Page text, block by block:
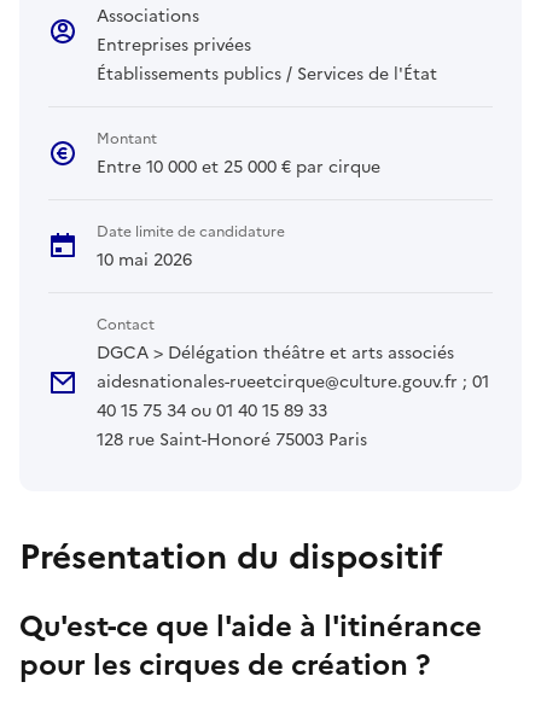
Associations
Entreprises privées
Établissements publics / Services de l'État
Montant
Entre 10 000 et 25 000 € par cirque
Date limite de candidature
10 mai 2026
Contact
DGCA > Délégation théâtre et arts associés
aidesnationales-rueetcirque@culture.gouv.fr ; 01
40 15 75 34 ou 01 40 15 89 33
128 rue Saint-Honoré 75003 Paris
Présentation du dispositif
Qu'est-ce que l'aide à l'itinérance
pour les cirques de création ?